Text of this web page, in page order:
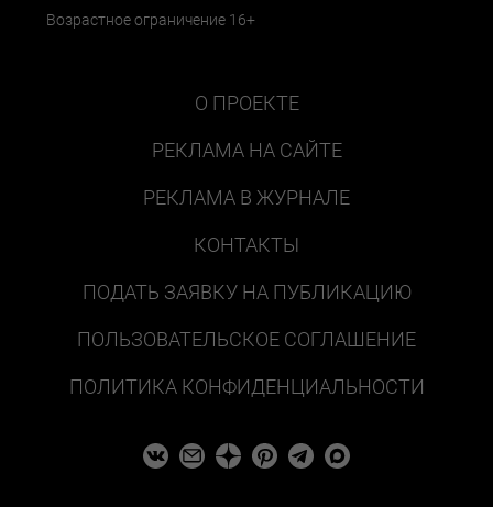
Возрастное ограничение 16+
О ПРОЕКТЕ
РЕКЛАМА НА САЙТЕ
РЕКЛАМА В ЖУРНАЛЕ
КОНТАКТЫ
ПОДАТЬ ЗАЯВКУ НА ПУБЛИКАЦИЮ
ПОЛЬЗОВАТЕЛЬСКОЕ СОГЛАШЕНИЕ
ПОЛИТИКА КОНФИДЕНЦИАЛЬНОСТИ